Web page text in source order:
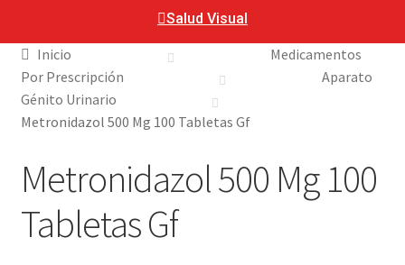
Salud Visual
Inicio
Medicamentos
Por Prescripción
Aparato
Génito Urinario
Metronidazol 500 Mg 100 Tabletas Gf
Metronidazol 500 Mg 100
Tabletas Gf